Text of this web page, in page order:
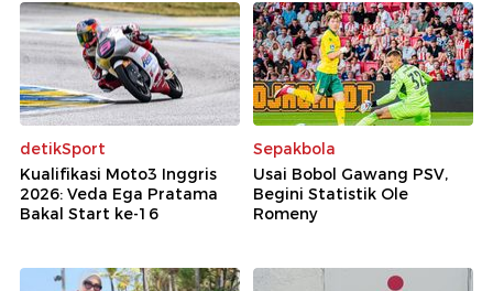
detikSport
Kualifikasi Moto3 Inggris
2026: Veda Ega Pratama
Bakal Start ke-16
Sepakbola
Usai Bobol Gawang PSV,
Begini Statistik Ole
Romeny